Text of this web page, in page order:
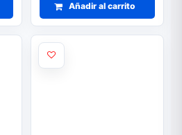
Añadir al carrito